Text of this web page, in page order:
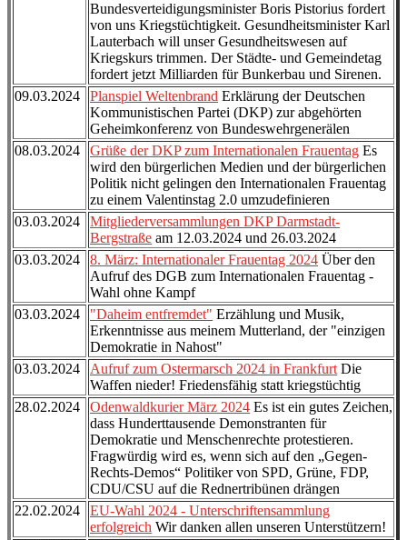
Bundesverteidigungsminister Boris Pistorius fordert
von uns Kriegstüchtigkeit. Gesundheitsminister Karl
Lauterbach will unser Gesundheitswesen auf
Kriegskurs trimmen. Der Städte- und Gemeindetag
fordert jetzt Milliarden für Bunkerbau und Sirenen.
09.03.2024
Planspiel Weltenbrand Erklärung der Deutschen
Kommunistischen Partei (DKP) zur abgehörten
Geheimkonferenz von Bundeswehrgenerälen
08.03.2024
Grüße der DKP zum Internationalen Frauentag Es
wird den bürgerlichen Medien und der bürgerlichen
Politik nicht gelingen den Internationalen Frauentag
zu einem Valentinstag 2.0 umzudefinieren
03.03.2024
Mitgliederversammlungen DKP Darmstadt-
Bergstraße am 12.03.2024 und 26.03.2024
03.03.2024
8. März: Internationaler Frauentag 2024 Über den
Aufruf des DGB zum Internationalen Frauentag -
Wahl ohne Kampf
03.03.2024
"Daheim entfremdet" Erzählung und Musik,
Erkenntnisse aus meinem Mutterland, der "einzigen
Demokratie in Nahost"
03.03.2024
Aufruf zum Ostermarsch 2024 in Frankfurt Die
Waffen nieder! Friedensfähig statt kriegstüchtig
28.02.2024
Odenwaldkurier März 2024 Es ist ein gutes Zeichen,
dass Hunderttausende Demonstranten für
Demokratie und Menschenrechte protestieren.
Fragwürdig wird es, wenn sich auf den „Gegen-
Rechts-Demos“ Politiker von SPD, Grüne, FDP,
CDU/CSU auf die Rednertribünen drängen
22.02.2024
EU-Wahl 2024 - Unterschriftensammlung
erfolgreich Wir danken allen unseren Unterstützern!